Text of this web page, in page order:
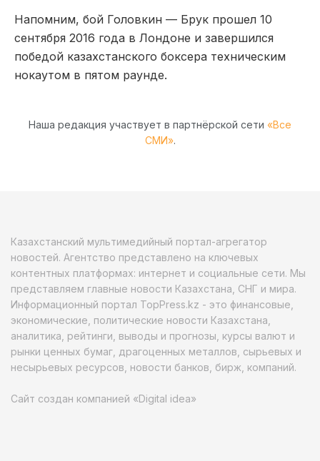
Напомним, бой Головкин — Брук прошел 10
сентября 2016 года в Лондоне и завершился
победой казахстанского боксера техническим
нокаутом в пятом раунде.
Наша редакция участвует в партнёрской сети «Все
СМИ».
Казахстанский мультимедийный портал-агрегатор
новостей. Агентство представлено на ключевых
контентных платформах: интернет и социальные сети. Мы
представляем главные новости Казахстана, СНГ и мира.
Информационный портал TopPress.kz - это финансовые,
экономические, политические новости Казахстана,
аналитика, рейтинги, выводы и прогнозы, курсы валют и
рынки ценных бумаг, драгоценных металлов, сырьевых и
несырьевых ресурсов, новости банков, бирж, компаний.
Сайт создан компанией «Digital idea»